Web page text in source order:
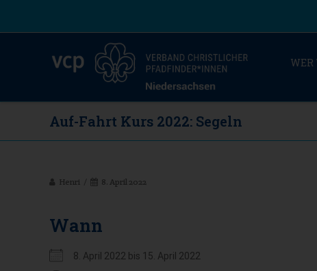
WER
Auf-Fahrt Kurs 2022: Segeln
Henri 8. April 2022
Wann
8. April 2022 bis 15. April 2022